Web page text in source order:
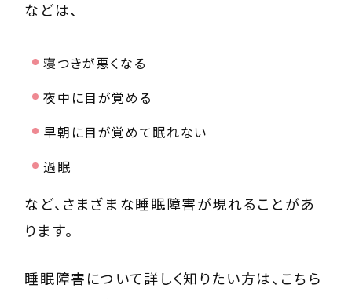
などは、
寝つきが悪くなる
夜中に目が覚める
早朝に目が覚めて眠れない
過眠
など、さまざまな睡眠障害が現れることがあ
ります。
睡眠障害について詳しく知りたい方は、こちら